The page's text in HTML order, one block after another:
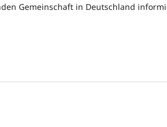
Gemeinschaft in Deutschland